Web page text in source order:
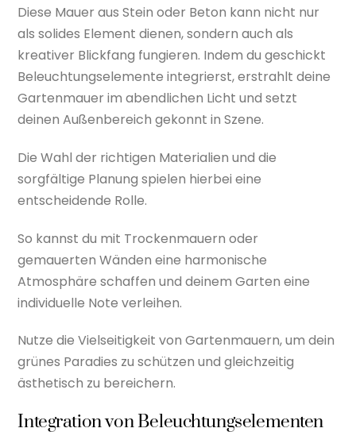
Diese Mauer aus Stein oder Beton kann nicht nur
als solides Element dienen, sondern auch als
kreativer Blickfang fungieren. Indem du geschickt
Beleuchtungselemente integrierst, erstrahlt deine
Gartenmauer im abendlichen Licht und setzt
deinen Außenbereich gekonnt in Szene.
Die Wahl der richtigen Materialien und die
sorgfältige Planung spielen hierbei eine
entscheidende Rolle.
So kannst du mit Trockenmauern oder
gemauerten Wänden eine harmonische
Atmosphäre schaffen und deinem Garten eine
individuelle Note verleihen.
Nutze die Vielseitigkeit von Gartenmauern, um dein
grünes Paradies zu schützen und gleichzeitig
ästhetisch zu bereichern.
Integration von Beleuchtungselementen